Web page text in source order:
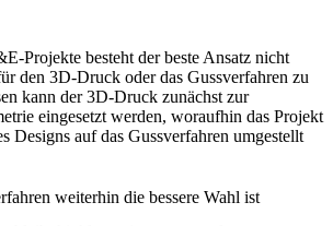
Projekte besteht der beste Ansatz nicht
den 3D-Druck oder das Gussverfahren zu
kann der 3D-Druck zunächst zur
eingesetzt werden, woraufhin das Projekt
Designs auf das Gussverfahren umgestellt
weiterhin die bessere Wahl ist